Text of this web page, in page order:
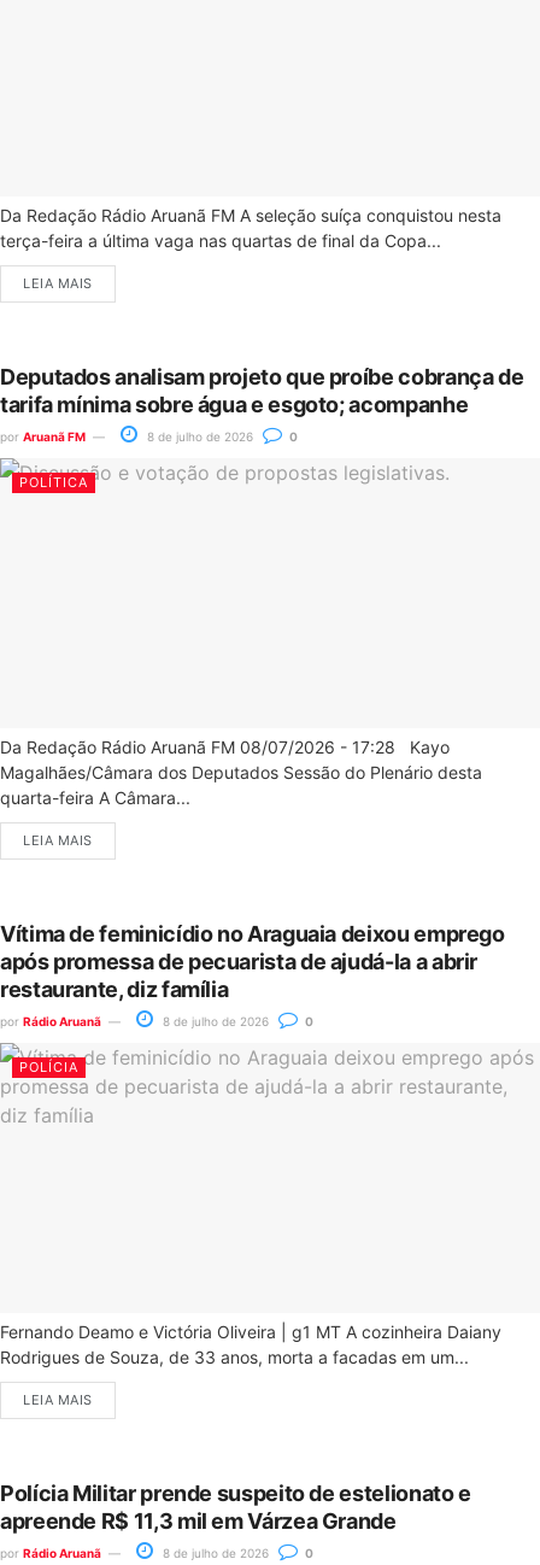
Da Redação Rádio Aruanã FM A seleção suíça conquistou nesta
terça-feira a última vaga nas quartas de final da Copa...
LEIA MAIS
Deputados analisam projeto que proíbe cobrança de
tarifa mínima sobre água e esgoto; acompanhe
por Aruanã FM 8 de julho de 2026 0
POLÍTICA
Da Redação Rádio Aruanã FM 08/07/2026 - 17:28 Kayo
Magalhães/Câmara dos Deputados Sessão do Plenário desta
quarta-feira A Câmara...
LEIA MAIS
Vítima de feminicídio no Araguaia deixou emprego
após promessa de pecuarista de ajudá-la a abrir
restaurante, diz família
por Rádio Aruanã 8 de julho de 2026 0
POLÍCIA
Fernando Deamo e Victória Oliveira | g1 MT A cozinheira Daiany
Rodrigues de Souza, de 33 anos, morta a facadas em um...
LEIA MAIS
Polícia Militar prende suspeito de estelionato e
apreende R$ 11,3 mil em Várzea Grande
por Rádio Aruanã 8 de julho de 2026 0